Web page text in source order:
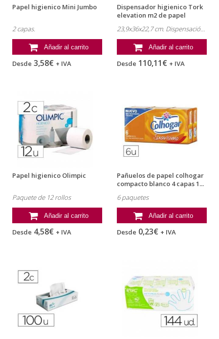
Papel higienico Mini Jumbo
2 capas.
Añadir al carrito
Desde 3,58€ + IVA
Dispensador higienico Tork
elevation m2 de papel
23,9x36x22,7 cm. Dispensación flexible.
Añadir al carrito
Desde 110,11€ + IVA
Papel higienico Olimpic
Paquete de 12 rollos
Añadir al carrito
Desde 4,58€ + IVA
Pañuelos de papel colhogar
compacto blanco 4 capas 1...
6 paquetes
Añadir al carrito
Desde 0,23€ + IVA